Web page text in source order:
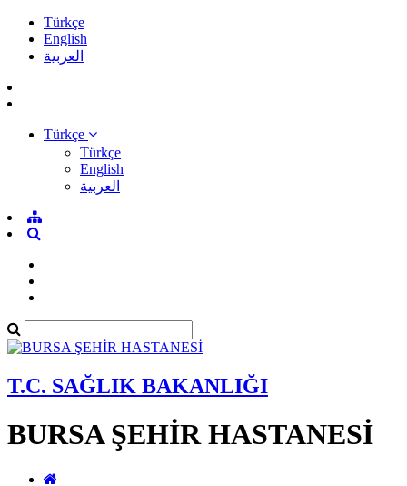
Türkçe
English
العربية
Türkçe
Türkçe
English
العربية
T.C. SAĞLIK BAKANLIĞI
BURSA ŞEHİR HASTANESİ